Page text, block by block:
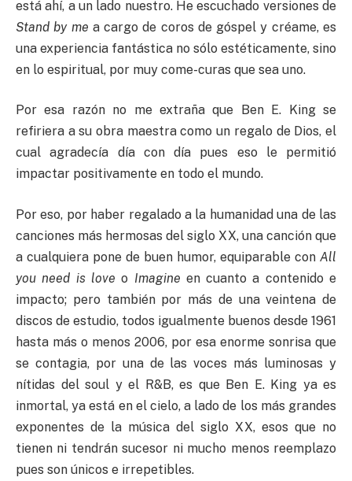
está ahí, a un lado nuestro. He escuchado versiones de
Stand by me a cargo de coros de góspel y créame, es
una experiencia fantástica no sólo estéticamente, sino
en lo espiritual, por muy come-curas que sea uno.
Por esa razón no me extraña que Ben E. King se
refiriera a su obra maestra como un regalo de Dios, el
cual agradecía día con día pues eso le permitió
impactar positivamente en todo el mundo.
Por eso, por haber regalado a la humanidad una de las
canciones más hermosas del siglo XX, una canción que
a cualquiera pone de buen humor, equiparable con All
you need is love o Imagine en cuanto a contenido e
impacto; pero también por más de una veintena de
discos de estudio, todos igualmente buenos desde 1961
hasta más o menos 2006, por esa enorme sonrisa que
se contagia, por una de las voces más luminosas y
nítidas del soul y el R&B, es que Ben E. King ya es
inmortal, ya está en el cielo, a lado de los más grandes
exponentes de la música del siglo XX, esos que no
tienen ni tendrán sucesor ni mucho menos reemplazo
pues son únicos e irrepetibles.